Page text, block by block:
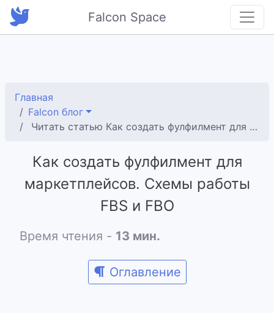
Falcon Space
Главная
Falcon блог
Читать статью Как создать фулфилмент для маркетплейсов. Схемы работы FBS и FBO
Как создать фулфилмент для
маркетплейсов. Схемы работы
FBS и FBO
Время чтения - 13 мин.
Оглавление